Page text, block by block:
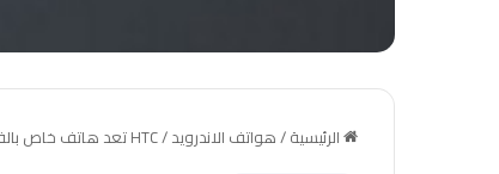
الرئيسية/هواتف الاندرويد/HTC تعد هاتف خاص بالفيس بوك بنظام الاندرويد جيلي بين